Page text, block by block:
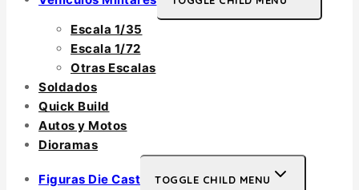
Escala 1/35
Escala 1/72
Otras Escalas
Soldados
Quick Build
Autos y Motos
Dioramas
Figuras Die Cast TOGGLE CHILD MENU